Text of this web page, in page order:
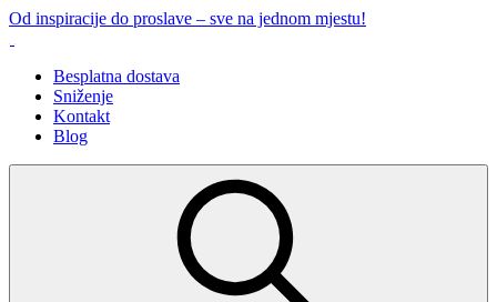
Preskoči
Od inspiracije do proslave – sve na jednom mjestu!
Besplatna dostava
Sniženje
Kontakt
Blog